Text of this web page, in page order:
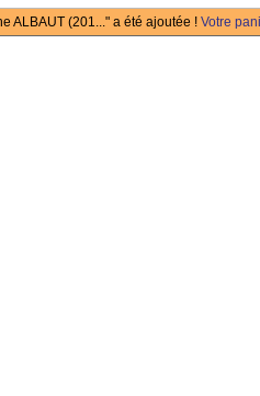
ALBAUT (201..." a été ajoutée ! Votre